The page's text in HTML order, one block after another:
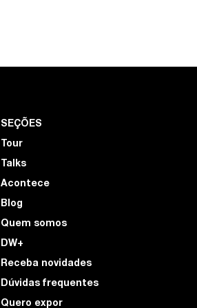
SEÇÕES
Tour
Talks
Acontece
Blog
Quem somos
DW+
Receba novidades
Dúvidas frequentes
Quero expor